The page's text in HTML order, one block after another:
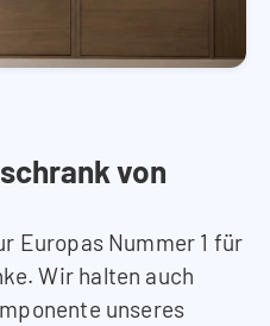
von
Europas Nummer 1 für
Wir halten auch
unseres